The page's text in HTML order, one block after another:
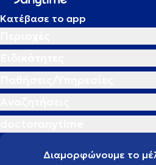
Κατέβασε το app
Διαμορφώνουμε το